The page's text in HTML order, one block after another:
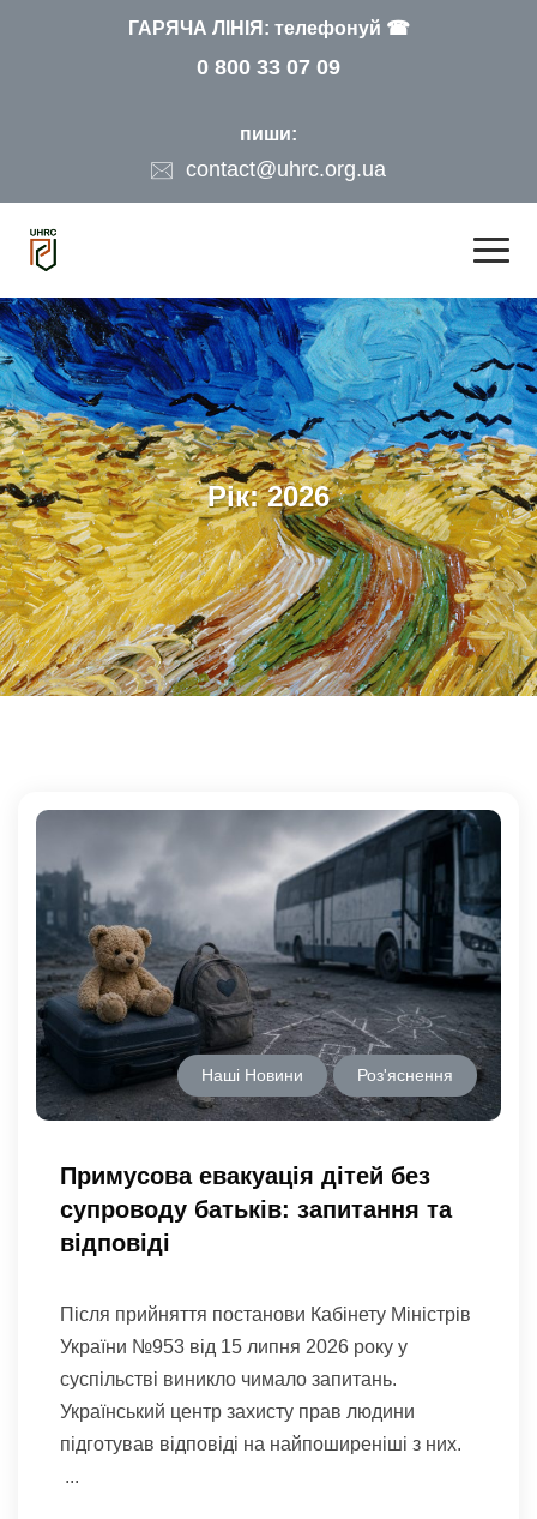
ГАРЯЧА ЛІНІЯ: телефонуй ☎
0 800 33 07 09
пиши:
contact@uhrc.org.ua
Рік:2026
Наші Новини Роз'яснення
Примусова евакуація дітей без
супроводу батьків: запитання та
відповіді
Після прийняття постанови Кабінету Міністрів
України №953 від 15 липня 2026 року у
суспільстві виникло чимало запитань.
Український центр захисту прав людини
підготував відповіді на найпоширеніші з них.
...